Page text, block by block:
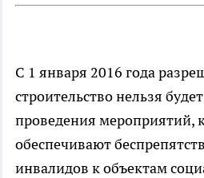
С 1 января 2016 года
строительство нельзя
проведения мероприятий,
обеспечивают
инвалидов к объектам